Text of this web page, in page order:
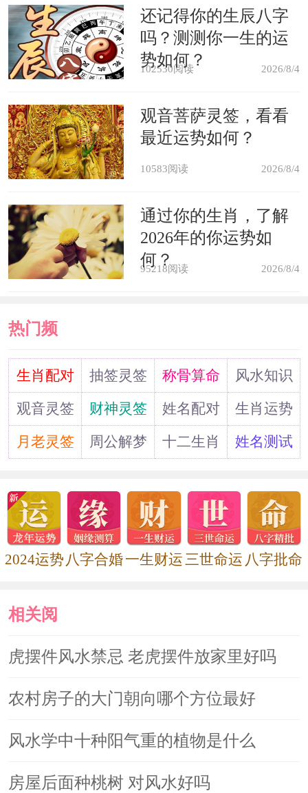
这5层是不能买的。
第一：一楼、二楼不能买
这两个楼层之所以不能买，主要问
题是采光以及通风性等问题。除此之外
噪音也是原因之一，楼下人流走动的声
音。连雨天的时候房间内给人的感觉特
别潮湿。除此之外，下水道总是会时不
时的堵塞或者污水倒灌等等。这些你确
第二：9-11层不能买
这几个楼层就是传说中的“扬灰
层”。虽然这几个楼层的采光性很不
错，但也会有很多的灰尘 ，几乎不能打
开窗户，如果你打开窗后通风，很快就
你就会发现，桌子上有很多的灰尘，只
能重新打扫一下。
可以体验到真正的冬冷夏热，尤其是夏
天的时候，虽然可以开空调，但电费账
如果不小心电梯故障不能运行。从一楼
往上爬会爬到让你怀疑人生。
还记得你的生辰八字
吗？测测你一生的运
势如何？
102530阅读 2026/8/4
观音菩萨灵签，看看
最近运势如何？
10583阅读 2026/8/4
通过你的生肖，了解
2026年的你运势如
何？
95218阅读 2026/8/4
热门频
道生肖配对 抽签灵签 称骨算命
风水知识
观音灵签
财神灵签 姓名配对
生肖运势
月老灵签
周公解梦 十二生肖 姓名测试
2024运势 八字合婚一生财运三世命运 八字批命
相关阅
读
虎摆件风水禁忌 老虎摆件放家里好吗
农村房子的大门朝向哪个方位最好
风水学中十种阳气重的植物是什么
房屋后面种桃树 对风水好吗